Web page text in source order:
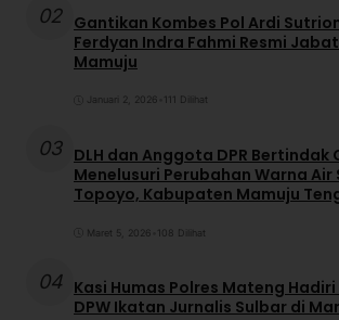
02 Gantikan Kombes Pol Ardi
Ferdyan Indra Fahmi Resmi
Mamuju
Januari 2, 2026 111 Dilihat
03 DLH dan Anggota DPR Bertindak
Menelusuri Perubahan Warna Air
Topoyo, Kabupaten Mamuju
Maret 5, 2026 108 Dilihat
04 Kasi Humas Polres Mateng
DPW Ikatan Jurnalis Sulbar di